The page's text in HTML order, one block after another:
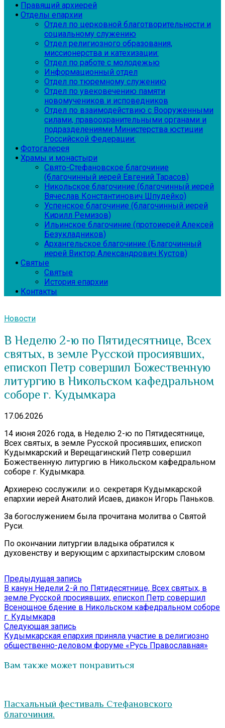
Правящий архиерей
Отделы епархии
Отдел по церковной благотворительности и
социальному служению
Отдел религиозного образования,
миссионерства и катехизации:
Отдел по работе с молодежью
Информационный отдел
Отдел по тюремному служению
Отдел по увековечению памяти
новомучеников и исповедников
Отдел по взаимодействию с Вооруженными
силами, правоохранительными органами и
подразделениями Министерства юстиции
Российской Федерации:
Фотогалерея
Храмы и монастыри
Свято-Стефановское благочиние
(благочинный иерей Евгений Тарасов)
Никольское благочиние (благочинный иерей
Вячеслав Константинович Шпудейко)
Успенское благочиние (благочинный иерей
Кирилл Ремизов)
Ильинское благочиние (протоиерей Алексей
Безукладников)
Архангельское благочиние (Благочинный
иерей Виктор Александрович Кустов)
Святые
Святые
История епархии
Контакты
Новости
В Неделю 2-ю по Пятидесятнице, Всех
святых, в земле Русской просиявших,
епископ Петр совершил Божественную
литургию в Никольском кафедральном
соборе г. Кудымкара
17.06.2026
14 июня 2026 года, в Неделю 2-ю по Пятидесятнице,
Всех святых, в земле Русской просиявших, епископ
Кудымкарский и Верещагинский Петр совершил
Божественную литургию в Никольском кафедральном
соборе г. Кудымкара.
Архиерею сослужили: и.о. секретаря Кудымкарской
епархии иерей Анатолий Исаев, диакон Игорь Паньков.
За богослужением была прочитана молитва о Святой
Руси.
По окончании литургии владыка обратился к
духовенству и верующим с архипастырским словом
Навигация
по
записям
Предыдущая запись
запись:
В канун Недели 2-й по Пятидесятнице, Всех святых, в
земле Русской просиявших, епископ Петр совершил
Всенощное бдение в Никольском кафедральном соборе
г. Кудымкара
Следующая запись
запись:
Кудымкарская епархия приняла участие в религиозно
общественно-деловом форуме «Русь Православная»
Вам также может понравиться
Пасхальный фестиваль Стефановского
благочиния.